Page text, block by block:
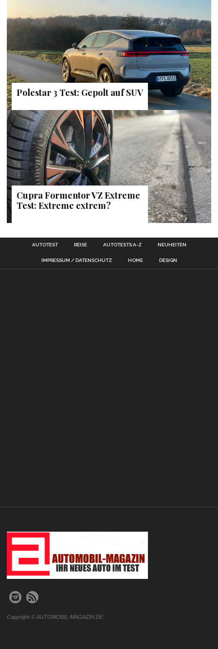
Polestar 3 Test: Gepolt auf SUV
Cupra Formentor VZ Extreme
Test: Extreme extrem?
AUTOTEST REISE AUTOTESTS A-Z NEUHEITEN
IMPRESSUM / DATENSCHUTZ HOME DESIGN
.
Copyright © AUTOMOBIL-MAGAZIN.DE.